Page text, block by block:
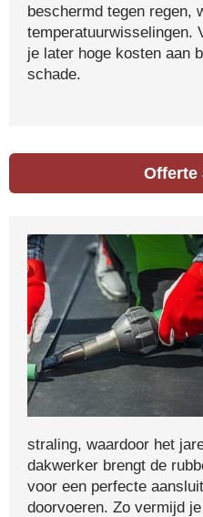
beschermd tegen regen,
temperatuurwisselingen.
je later hoge kosten aan
schade.
Offerte
straling, waardoor het
dakwerker brengt de
voor een perfecte
doorvoeren. Zo vermijd